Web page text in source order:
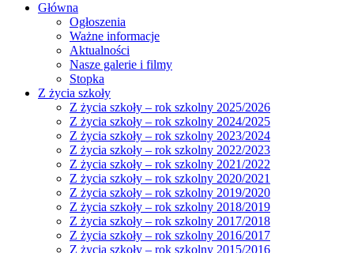
Główna
Ogłoszenia
Ważne informacje
Aktualności
Nasze galerie i filmy
Stopka
Z życia szkoły
Z życia szkoły – rok szkolny 2025/2026
Z życia szkoły – rok szkolny 2024/2025
Z życia szkoły – rok szkolny 2023/2024
Z życia szkoły – rok szkolny 2022/2023
Z życia szkoły – rok szkolny 2021/2022
Z życia szkoły – rok szkolny 2020/2021
Z życia szkoły – rok szkolny 2019/2020
Z życia szkoły – rok szkolny 2018/2019
Z życia szkoły – rok szkolny 2017/2018
Z życia szkoły – rok szkolny 2016/2017
Z życia szkoły – rok szkolny 2015/2016